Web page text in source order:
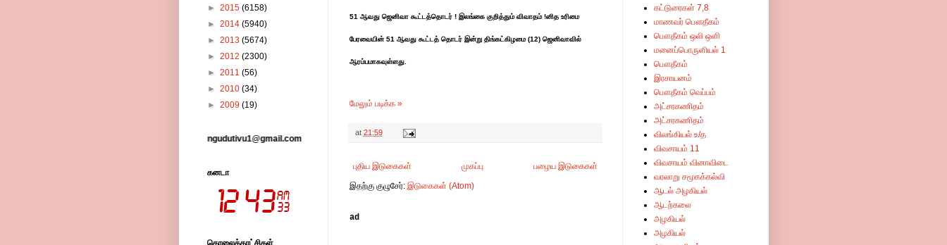
51 ஆவது ஜெனிவா கூட்டத்தொடர் ! இலங்கை குறித்தும் விவாதம் !னித உரிமை
பேரவையின் 51 ஆவது கூட்டத் தொடர் இன்று திங்கட்கிழமை (12) ஜெனிவாவில்
ஆரம்பமாகவுள்ளது.
மேலும் படிக்க »
at 21:59
புதிய இடுகைகள் பழைய இடுகைகள்
முகப்பு
இதற்கு குழுசேர்: இடுகைகள் (Atom)
ad
► 2015 (6158)
► 2014 (5940)
► 2013 (5674)
► 2012 (2300)
► 2011 (56)
► 2010 (34)
► 2009 (19)
ஆதரவாக இருக்கும் .தொடர்புகள்-pungudutivu1@gmail.com
கனடா
கட்டுரைகள் 7,8
மாணவர் பௌதீகம்
பௌதீகம் ஒலி ஒளி
மனைப்பொருளியல் 1
பௌதீகம்
இரசாயனம்
பௌதீகம் வெப்பம்
அட்சரகணிதம்
அட்சரகணிதம்
விலங்கியல் உ/த
விவசாயம் 11
விவசாயம் வினாவிடை
வரலாறு சமூகக்கல்வி
ஆடல் அழகியல்
ஆடற்கலை
அழகியல்
அழகியல்